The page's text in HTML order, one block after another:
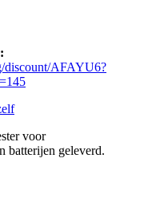
discount/AFAYU6?
voor
batterijen geleverd.